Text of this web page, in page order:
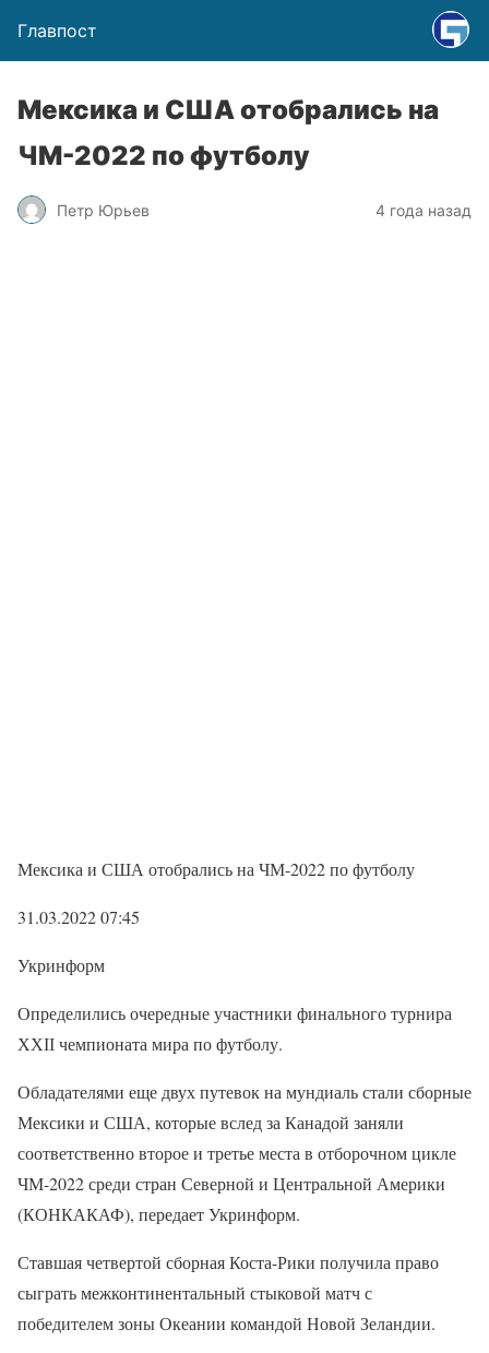
Главпост
Мексика и США отобрались на
ЧМ-2022 по футболу
Петр Юрьев 4 года назад
Мексика и США отобрались на ЧМ-2022 по футболу
31.03.2022 07:45
Укринформ
Определились очередные участники финального турнира
ХХІІ чемпионата мира по футболу.
Обладателями еще двух путевок на мундиаль стали сборные
Мексики и США, которые вслед за Канадой заняли
соответственно второе и третье места в отборочном цикле
ЧМ-2022 среди стран Северной и Центральной Америки
(КОНКАКАФ), передает Укринформ.
Ставшая четвертой сборная Коста-Рики получила право
сыграть межконтинентальный стыковой матч с
победителем зоны Океании командой Новой Зеландии.